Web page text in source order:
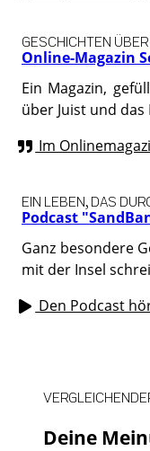
Online-Magazin
GESCHICHTEN ÜBER
Ein Magazin,
über Juist und das
Im
Podcast
EIN LEBEN, DAS
Ganz besondere
mit der Insel
Den Podcast
Deine